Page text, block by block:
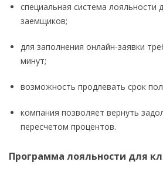
специальная система лояльности
заемщиков;
для заполнения онлайн-заявки
минут;
возможность продлевать срок
компания позволяет вернуть
пересчетом процентов.
Программа лояльности для